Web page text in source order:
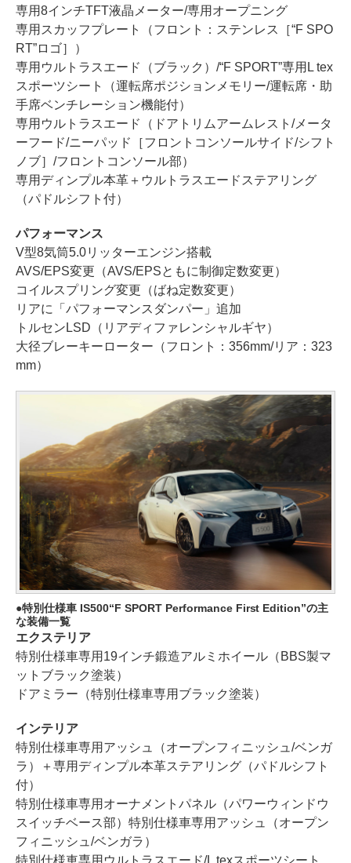
専用8インチTFT液晶メーター/専用オープニング
専用スカッフプレート（フロント：ステンレス［“F SPO
RT”ロゴ］）
専用ウルトラスエード（ブラック）/“F SPORT”専用L tex
スポーツシート（運転席ポジションメモリー/運転席・助
手席ベンチレーション機能付）
専用ウルトラスエード（ドアトリムアームレスト/メータ
ーフード/ニーパッド［フロントコンソールサイド/シフト
ノブ］/フロントコンソール部）
専用ディンプル本革＋ウルトラスエードステアリング
（パドルシフト付）
パフォーマンス
V型8気筒5.0リッターエンジン搭載
AVS/EPS変更（AVS/EPSともに制御定数変更）
コイルスプリング変更（ばね定数変更）
リアに「パフォーマンスダンパー」追加
トルセンLSD（リアディファレンシャルギヤ）
大径ブレーキーローター（フロント：356mm/リア：323
mm）
特別仕様車 IS500“F SPORT Performance First Edition”の主
な装備一覧
エクステリア
特別仕様車専用19インチ鍛造アルミホイール（BBS製マ
ットブラック塗装）
ドアミラー（特別仕様車専用ブラック塗装）
インテリア
特別仕様車専用アッシュ（オープンフィニッシュ/ベンガ
ラ）＋専用ディンプル本革ステアリング（パドルシフト
付）
特別仕様車専用オーナメントパネル（パワーウィンドウ
スイッチベース部）特別仕様車専用アッシュ（オープン
フィニッシュ/ベンガラ）
特別仕様車専用ウルトラスエード/L texスポーツシート